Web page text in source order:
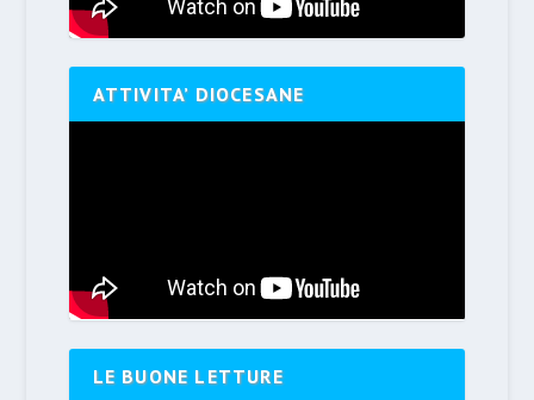
ATTIVITA’ DIOCESANE
LE BUONE LETTURE